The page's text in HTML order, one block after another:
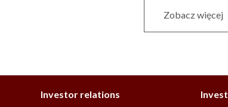
Zobacz więcej
Investor relations Invest